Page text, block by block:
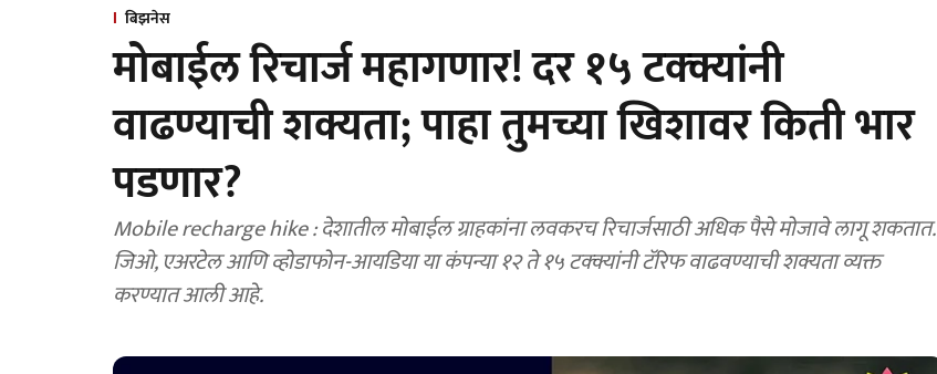
बिझनेस
मोबाईल रिचार्ज महागणार! दर १५ टक्क्यांनी
वाढण्याची शक्यता; पाहा तुमच्या खिशावर किती भार
पडणार?
Mobile recharge hike : देशातील मोबाईल ग्राहकांना लवकरच रिचार्जसाठी अधिक पैसे मोजावे लागू शकतात.
जिओ, एअरटेल आणि व्होडाफोन-आयडिया या कंपन्या १२ ते १५ टक्क्यांनी टॅरिफ वाढवण्याची शक्यता व्यक्त
करण्यात आली आहे.